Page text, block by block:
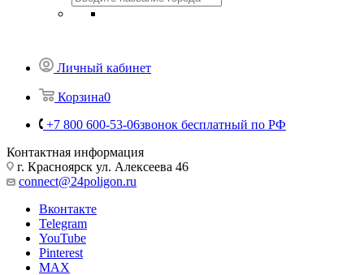
Личный кабинет
Корзина0
+7 800 600-53-06звонок бесплатный по РФ
Контактная информация
г. Красноярск ул. Алексеева 46
connect@24poligon.ru
Вконтакте
Telegram
YouTube
Pinterest
MAX